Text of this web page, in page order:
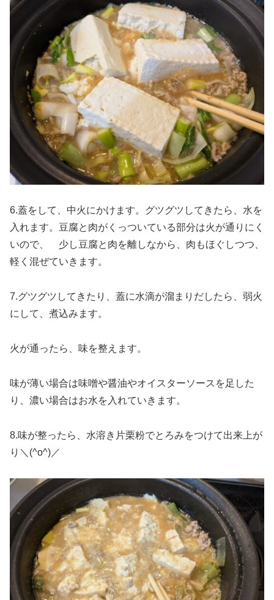
6.蓋をして、中火にかけます。グツグツしてきたら、水を
入れます。豆腐と肉がくっついている部分は火が通りにく
いので、 少し豆腐と肉を離しなから、肉もほぐしつつ、
軽く混ぜていきます。
7.グツグツしてきたり、蓋に水滴が溜まりだしたら、弱火
にして、煮込みます。
火が通ったら、味を整えます。
味が薄い場合は味噌や醤油やオイスターソースを足した
り、濃い場合はお水を入れていきます。
8.味が整ったら、水溶き片栗粉でとろみをつけて出来上が
り＼(^o^)／